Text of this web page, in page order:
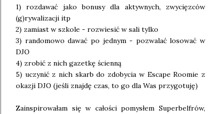
1) rozdawać jako bonusy dla aktywnych, zwycięzców
(g)rywalizacji itp
2) zamiast w szkole - rozwiesić w sali tylko
3) randomowo dawać po jednym - pozwalać losować w
DJO
4) zrobić z nich gazetkę ścienną
5) uczynić z nich skarb do zdobycia w Escape Roomie z
okazji DJO (jeśli znajdę czas, to go dla Was przygotuję)
Zainspirowałam się w całości pomysłem Superbelfrów,